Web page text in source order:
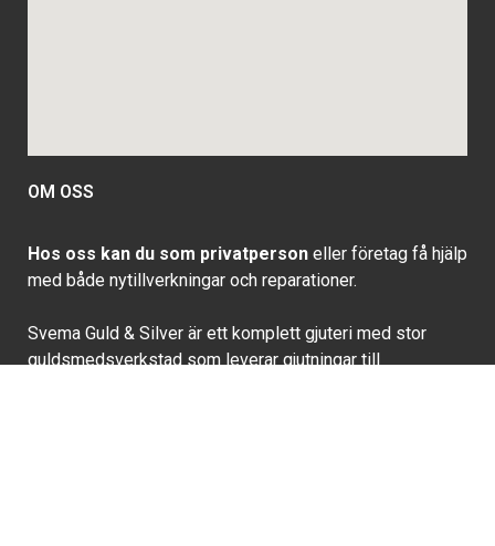
OM OSS
Hos oss kan du som privatperson eller företag få hjälp
med både nytillverkningar och reparationer.
Svema Guld & Silver är ett komplett gjuteri med stor
guldsmedsverkstad som leverar gjutningar till